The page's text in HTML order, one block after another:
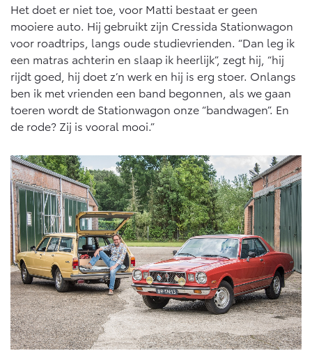
Het doet er niet toe, voor Matti bestaat er geen
mooiere auto. Hij gebruikt zijn Cressida Stationwagon
voor roadtrips, langs oude studievrienden. “Dan leg ik
een matras achterin en slaap ik heerlijk”, zegt hij, “hij
rijdt goed, hij doet z’n werk en hij is erg stoer. Onlangs
ben ik met vrienden een band begonnen, als we gaan
toeren wordt de Stationwagon onze “bandwagen”. En
de rode? Zij is vooral mooi.”